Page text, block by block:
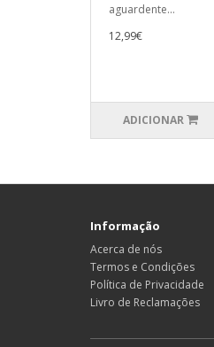
aguardente...
12,99€
ADICIONAR
Informação
Acerca de nós
Termos e Condições
Política de Privacidade
Livro de Reclamações